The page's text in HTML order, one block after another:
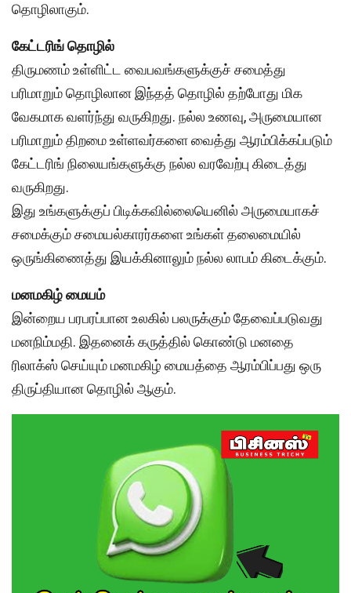
தொழிலாகும்.
கேட்டரிங் தொழில்
திருமணம் உள்ளிட்ட வைபவங்களுக்குச் சமைத்து
பரிமாறும் தொழிலான இந்தத் தொழில் தற்போது மிக
வேகமாக வளர்ந்து வருகிறது. நல்ல உணவு, அருமையான
பரிமாறும் திறமை உள்ளவர்களை வைத்து ஆரம்பிக்கப்படும்
கேட்டரிங் நிலையங்களுக்கு நல்ல வரவேற்பு கிடைத்து
வருகிறது.
இது உங்களுக்குப் பிடிக்கவில்லையெனில் அருமையாகச்
சமைக்கும் சமையல்காரர்களை உங்கள் தலைமையில்
ஒருங்கிணைத்து இயக்கினாலும் நல்ல லாபம் கிடைக்கும்.
மனமகிழ் மையம்
இன்றைய பரபரப்பான உலகில் பலருக்கும் தேவைப்படுவது
மனநிம்மதி. இதனைக் கருத்தில் கொண்டு மனதை
ரிலாக்ஸ் செய்யும் மனமகிழ் மையத்தை ஆரம்பிப்பது ஒரு
திருப்தியான தொழில் ஆகும்.